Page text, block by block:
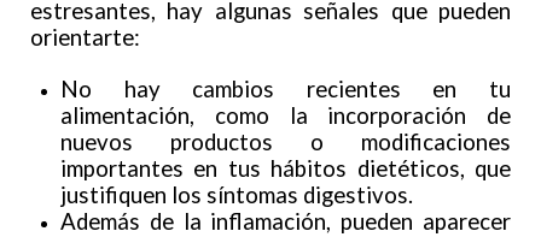
estresantes, hay algunas señales que pueden
orientarte:
No hay cambios recientes en tu
alimentación, como la incorporación de
nuevos productos o modificaciones
importantes en tus hábitos dietéticos, que
justifiquen los síntomas digestivos.
Además de la inflamación, pueden aparecer